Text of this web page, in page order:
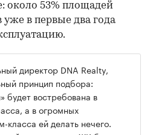
около 53% площадей
уже в первые два года
директор DNA Realty,
принцип подбора:
будет востребована в
а в огромных
класса ей делать нечего.